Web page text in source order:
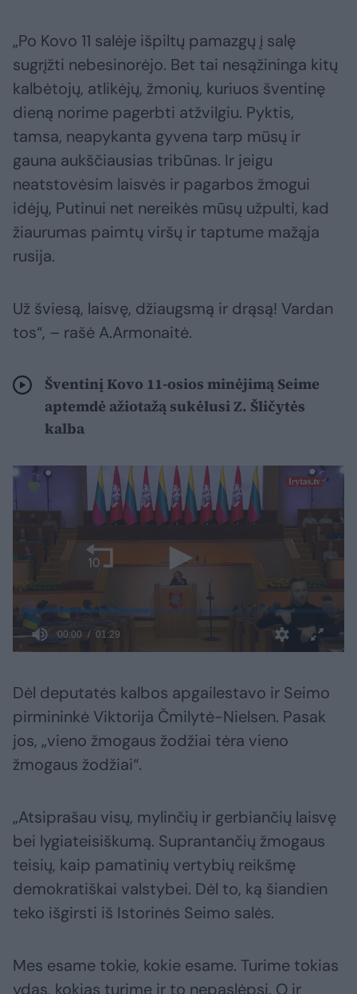
„Po Kovo 11 salėje išpiltų pamazgų į salę
sugrįžti nebesinorėjo. Bet tai nesąžininga kitų
kalbėtojų, atlikėjų, žmonių, kuriuos šventinę
dieną norime pagerbti atžvilgiu. Pyktis,
tamsa, neapykanta gyvena tarp mūsų ir
gauna aukščiausias tribūnas. Ir jeigu
neatstovėsim laisvės ir pagarbos žmogui
idėjų, Putinui net nereikės mūsų užpulti, kad
žiaurumas paimtų viršų ir taptume mažąja
rusija.
Už šviesą, laisvę, džiaugsmą ir drąsą! Vardan
tos“, – rašė A.Armonaitė.
Šventinį Kovo 11-osios minėjimą Seime
aptemdė ažiotažą sukėlusi Z. Šličytės
kalba
Dėl deputatės kalbos apgailestavo ir Seimo
pirmininkė Viktorija Čmilytė-Nielsen. Pasak
jos, „vieno žmogaus žodžiai tėra vieno
žmogaus žodžiai“.
„Atsiprašau visų, mylinčių ir gerbiančių laisvę
bei lygiateisiškumą. Suprantančių žmogaus
teisių, kaip pamatinių vertybių reikšmę
demokratiškai valstybei. Dėl to, ką šiandien
teko išgirsti iš Istorinės Seimo salės.
Mes esame tokie, kokie esame. Turime tokias
ydas, kokias turime ir to nepaslėpsi. O ir